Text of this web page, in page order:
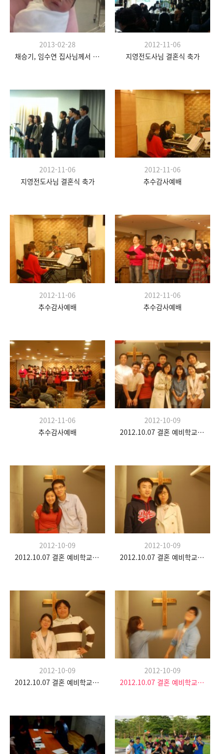
2013-02-28
채승기, 임수연 집사님께서 득남하셨습니다.
2012-11-06
지영전도사님 결혼식 축가
2012-11-06
지영전도사님 결혼식 축가
2012-11-06
추수감사예배
2012-11-06
추수감사예배
2012-11-06
추수감사예배
2012-11-06
추수감사예배
2012-10-09
2012.10.07 결혼 예비학교 두 번째 시간
2012-10-09
2012.10.07 결혼 예비학교 두 번째 시간
2012-10-09
2012.10.07 결혼 예비학교 두 번째 시간
2012-10-09
2012.10.07 결혼 예비학교 두 번째 시간
2012-10-09
2012.10.07 결혼 예비학교 두 번째 시간